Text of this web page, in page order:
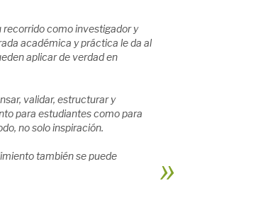
recorrido como investigador y
académica y práctica le da al
aplicar de verdad en
validar, estructurar y
para estudiantes como para
no solo inspiración.
también se puede